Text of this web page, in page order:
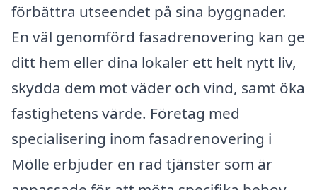
förbättra utseendet på sina byggnader.
En väl genomförd fasadrenovering kan ge
ditt hem eller dina lokaler ett helt nytt liv,
skydda dem mot väder och vind, samt öka
fastighetens värde. Företag med
specialisering inom fasadrenovering i
Mölle erbjuder en rad tjänster som är